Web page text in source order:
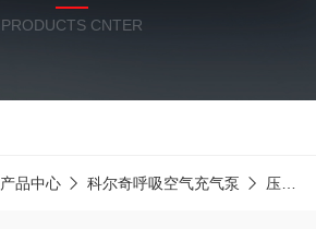
PRODUCTS CNTER
产品中心 科尔奇呼吸空气充气泵 压缩机